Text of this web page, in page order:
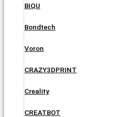
BIQU
Bondtech
Voron
CRAZY3DPRINT
Creality
CREATBOT